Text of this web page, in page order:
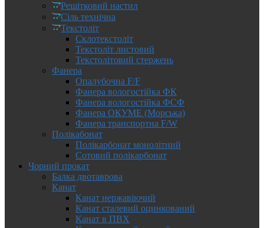
Решітковий настил
Сіль технічна
Текстоліт
Склотекстоліт
Текстоліт листовий
Текстолітовий стержень
Фанера
Опалубочна F/F
Фанера вологостійка ФК
Фанера вологостійка ФСФ
Фанера ОКУМЕ (Морська)
Фанера транспортна F/W
Полікабонат
Полікарбонат монолітний
Сотовий полікарбонат
Чорний прокат
Балка двотаврова
Канат
Канат нержавіючий
Канат сталевий оцинкований
Канат в ПВХ